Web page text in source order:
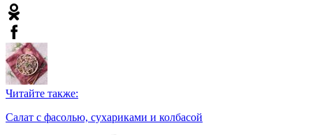
Читайте также:
Салат с фасолью, сухариками и колбасой